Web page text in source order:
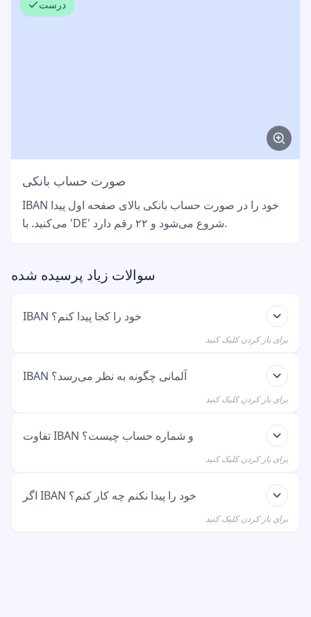
درست
صورت حساب بانکی
IBAN خود را در صورت حساب بانکی بالای صفحه اول پیدا
می‌کنید. با 'DE' شروع می‌شود و ۲۲ رقم دارد.
سوالات زیاد پرسیده شده
IBAN خود را کجا پیدا کنم؟
برای باز کردن کلیک کنید
IBAN روی صورت حساب‌های بانکی، کارت EC، در برنامه
بانکداری یا نامه‌های بانک قرار دارد. معمولاً بالای صفحه اول
IBAN آلمانی چگونه به نظر می‌رسد؟
برای باز کردن کلیک کنید
IBAN آلمانی همیشه با 'DE' شروع می‌شود و در مجموع ۲۲
تفاوت IBAN و شماره حساب چیست؟
برای باز کردن کلیک کنید
IBAN نسخه جدید بین‌المللی شماره حساب شماست.
شماره حساب قدیمی و کد بانک را شامل می‌شود. امروزه
تقریباً همه جا فقط از IBAN استفاده می‌شود.
اگر IBAN خود را پیدا نکنم چه کار کنم؟
برای باز کردن کلیک کنید